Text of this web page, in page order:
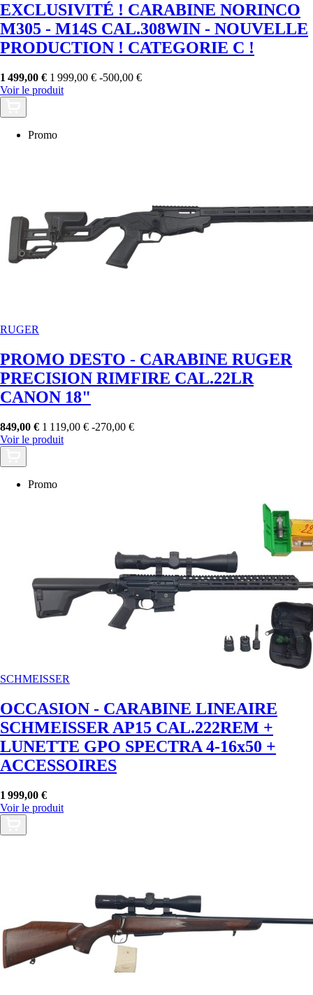
EXCLUSIVITÉ ! CARABINE NORINCO
M305 - M14S CAL.308WIN - NOUVELLE
PRODUCTION ! CATEGORIE C !
1 499,00 € 1 999,00 € -500,00 €
Voir le produit
Promo
RUGER
PROMO DESTO - CARABINE RUGER
PRECISION RIMFIRE CAL.22LR
CANON 18"
849,00 € 1 119,00 € -270,00 €
Voir le produit
Promo
SCHMEISSER
OCCASION - CARABINE LINEAIRE
SCHMEISSER AP15 CAL.222REM +
LUNETTE GPO SPECTRA 4-16x50 +
ACCESSOIRES
1 999,00 €
Voir le produit